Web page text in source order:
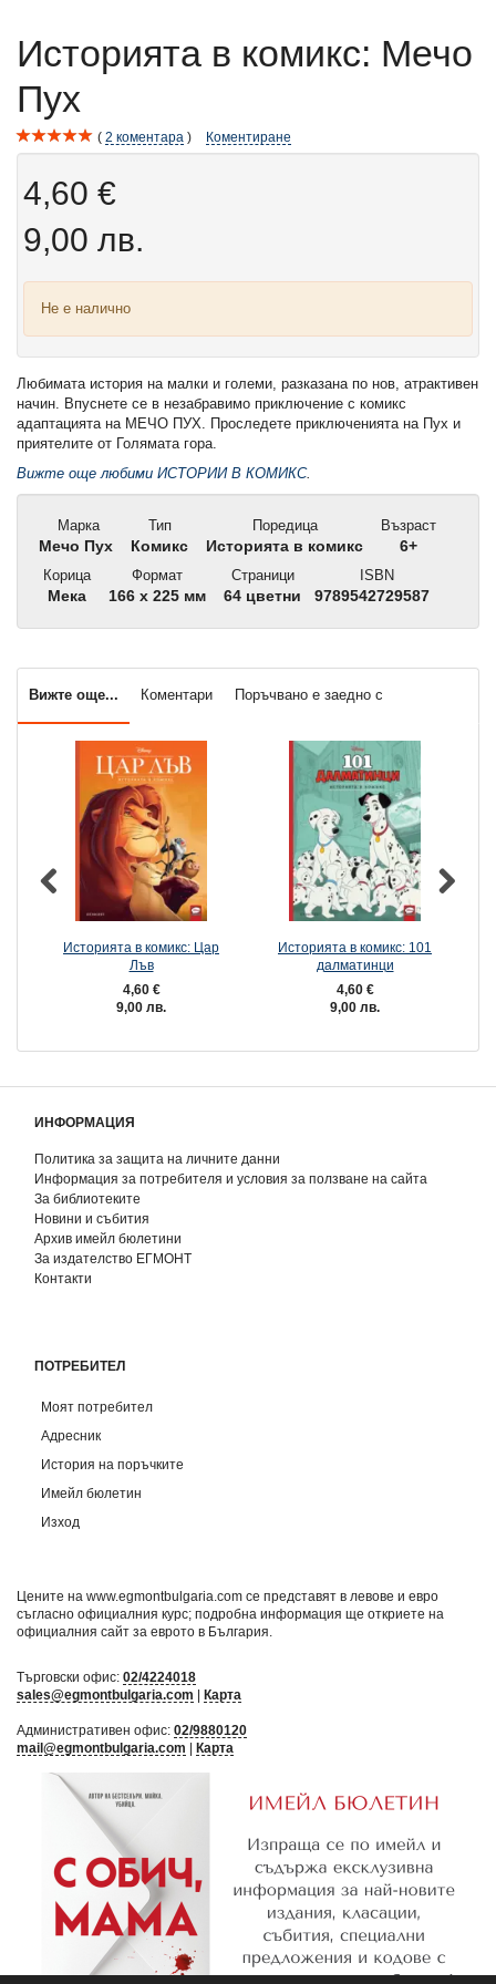
Историята в комикс: Мечо
Пух
2 коментара Коментиране
4,60 €
9,00 лв.
Не е налично
Любимата история на малки и големи, разказана по нов, атрактивен
начин. Впуснете се в незабравимо приключение с комикс
адаптацията на МЕЧО ПУХ. Проследете приключенията на Пух и
приятелите от Голямата гора.
Вижте още любими ИСТОРИИ В КОМИКС.
Марка
Мечо Пух
Тип
Комикс
Поредица
Историята в комикс
Възраст
6+
Корица
Мека
Формат
166 x 225 мм
Страници
64 цветни
ISBN
9789542729587
Вижте още... Коментари Поръчвано е заедно с
Историята в комикс: Цар
Лъв
4,60 €
9,00 лв.
Историята в комикс: 101
далматинци
4,60 €
9,00 лв.
ИНФОРМАЦИЯ
Политика за защита на личните данни
Информация за потребителя и условия за ползване на сайта
За библиотеките
Новини и събития
Архив имейл бюлетини
За издателство ЕГМОНТ
Контакти
ПОТРЕБИТЕЛ
Моят потребител
Адресник
История на поръчките
Имейл бюлетин
Изход
Цените на www.egmontbulgaria.com се представят в левове и евро
съгласно официалния курс; подробна информация ще откриете на
официалния сайт за еврото в България
Търговски офис: 02/4224018
sales@egmontbulgaria.com
Карта
Административен офис: 02/9880120
mail@egmontbulgaria.com
Карта